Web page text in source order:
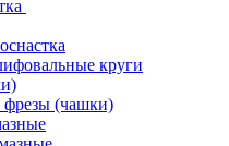
круги
(чашки)